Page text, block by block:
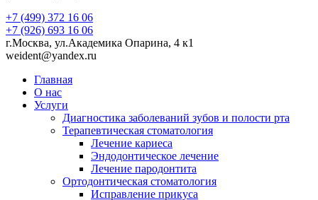
+7 (499) 372 16 06
+7 (926) 693 16 06
г.Москва, ул.Академика Опарина, 4 к1
weident@yandex.ru
Главная
О нас
Услуги
Диагностика заболеваний зубов и полости рта
Терапевтическая стоматология
Лечение кариеса
Эндодонтическое лечение
Лечение пародонтита
Ортодонтическая стоматология
Исправление прикуса